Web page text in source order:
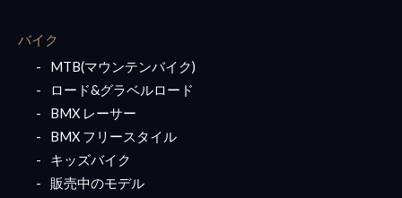
バイク
MTB(マウンテンバイク)
ロード&グラベルロード
BMX レーサー
BMX フリースタイル
キッズバイク
販売中のモデル